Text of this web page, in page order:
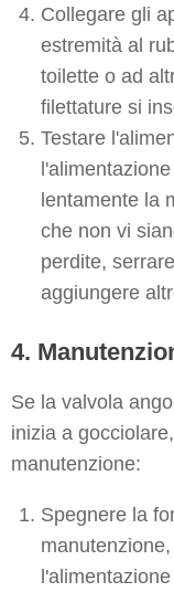
Collegare gli
estremità al
toilette o ad
filettature si
Testare
lentamente la
che non vi
perdite,
aggiungere
4.
Se la valvola
inizia a
manutenzione:
Spegnere la